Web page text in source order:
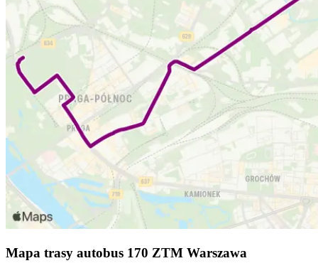
Mapa trasy autobus 170 ZTM Warszawa